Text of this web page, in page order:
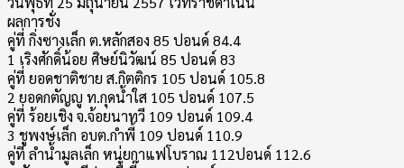
ผลการชั่ง
คู่ที่ กิ่งซางเล็ก ต.หลักสอง 85 ปอนด์ 84.4
1 เริงศักดิ์น้อย ศิษย์นิวัฒน์ 85 ปอนด์ 83
คู่ที่ ยอดชาติชาย ส.กิตติกร 105 ปอนด์ 105.8
2 ยอดกตัญญู ท.กุดน้ำใส 105 ปอนด์ 107.5
คู่ที่ ร้อยเชิง จ.จ้อยนาทวี 109 ปอนด์ 109.4
3 ชูพงษ์เล็ก อบต.กำพี้ 109 ปอนด์ 110.9
คู่ที่ ลำน้ำมูลเล็ก หนุ่ยกาแฟโบราณ 112ปอนด์ 112.6